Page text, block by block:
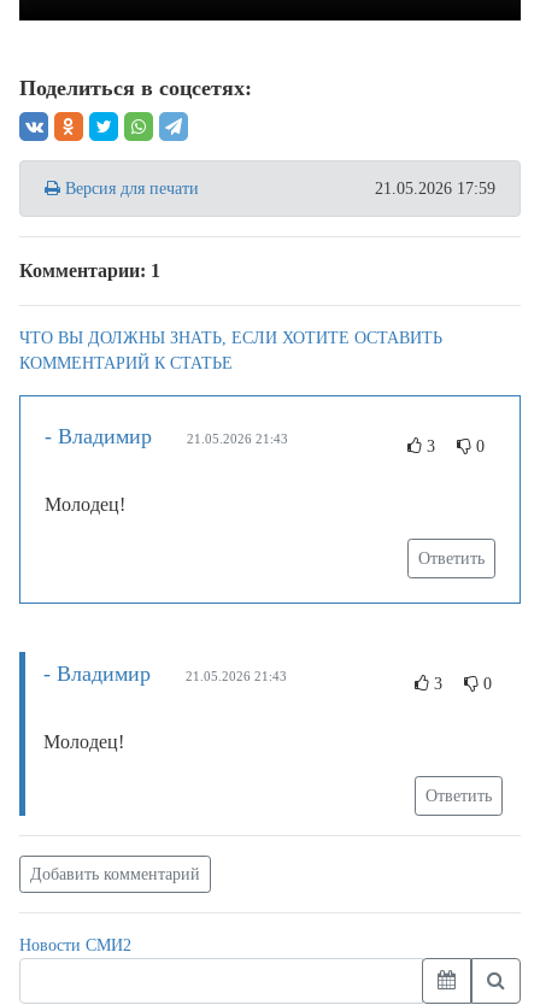
Поделиться в соцсетях:
Версия для печати 21.05.2026 17:59
Комментарии: 1
ЧТО ВЫ ДОЛЖНЫ ЗНАТЬ, ЕСЛИ ХОТИТЕ ОСТАВИТЬ
КОММЕНТАРИЙ К СТАТЬЕ
- Владимир 21.05.2026 21:43 3 0
Молодец!
Ответить
- Владимир 21.05.2026 21:43 3 0
Молодец!
Ответить
Добавить комментарий
Новости СМИ2